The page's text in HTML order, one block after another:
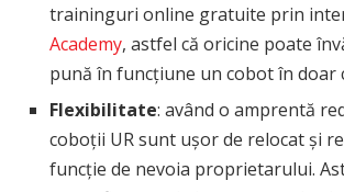
traininguri online gratuite prin
Academy, astfel că oricine poate
pună în funcțiune un cobot în doar
Flexibilitate: având o amprentă
coboții UR sunt ușor de relocat și
funcție de nevoia proprietarului.